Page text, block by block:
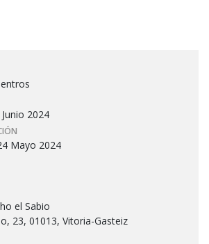
2024
Mayo 2024
el Sabio
23, 01013, Vitoria-Gasteiz